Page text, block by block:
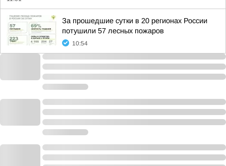
За прошедшие сутки в 20 регионах России
потушили 57 лесных пожаров
10:54